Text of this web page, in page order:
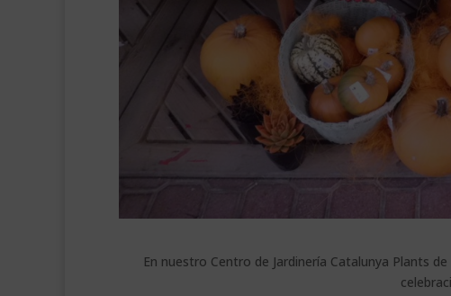
En nuestro Centro de Jardinería Catalunya Plants